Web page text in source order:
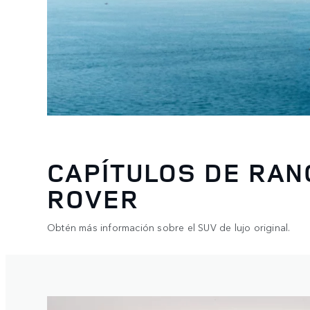
CAPÍTULOS DE
ROVER
Obtén más información sobre el SUV de lujo original.